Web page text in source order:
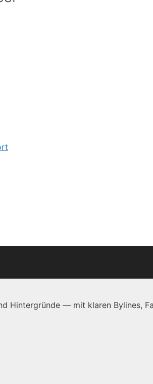
Hintergründe — mit klaren Bylines,